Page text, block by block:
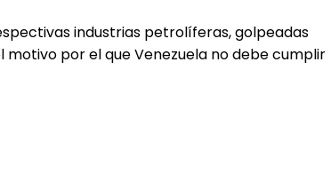
industrias petrolíferas, golpeadas
motivo por el que Venezuela no debe cumplir